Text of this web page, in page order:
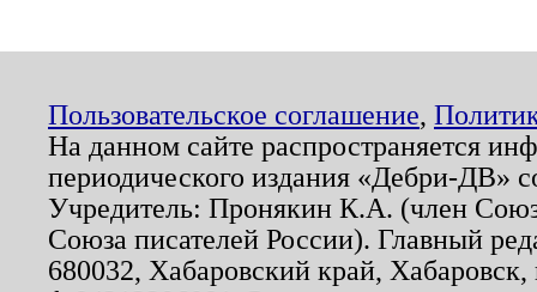
Пользовательское соглашение,
На данном сайте распространяется
периодического издания «Дебри-ДВ»
Учредитель: Пронякин К.А. (член
Союза писателей России). Главный
680032, Хабаровский край,